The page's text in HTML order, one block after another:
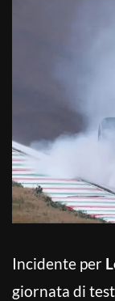
Incidente per
giornata di